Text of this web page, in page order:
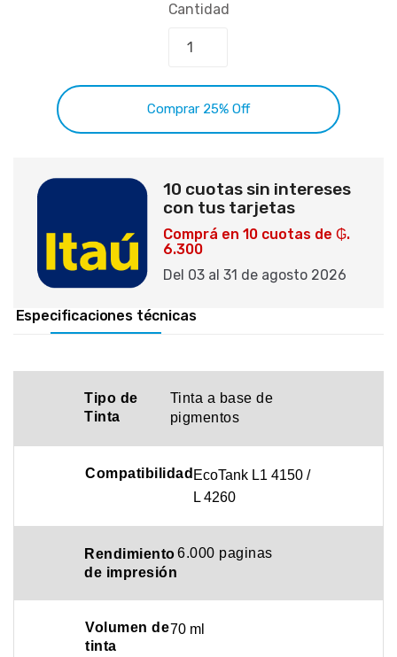
Cantidad
Comprar 25% Off
10 cuotas sin intereses
con tus tarjetas
Comprá en 10 cuotas de ₲.
6.300
Del 03 al 31 de agosto 2026
Especificaciones técnicas
Tipo de
Tinta
Tinta a base de
pigmentos
Compatibilidad EcoTank L1 4150 /
L 4260
Rendimiento
de impresión
6.000 paginas
Volumen de
tinta
70 ml